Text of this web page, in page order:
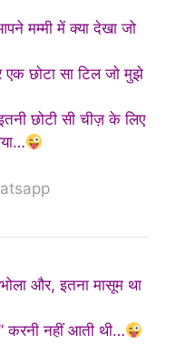
मम्मी में क्या देखा जो
एक छोटा सा टिल जो मुझे
छोटी सी चीज़ के लिए
और, इतना मासूम था
करनी नहीं आती थी…